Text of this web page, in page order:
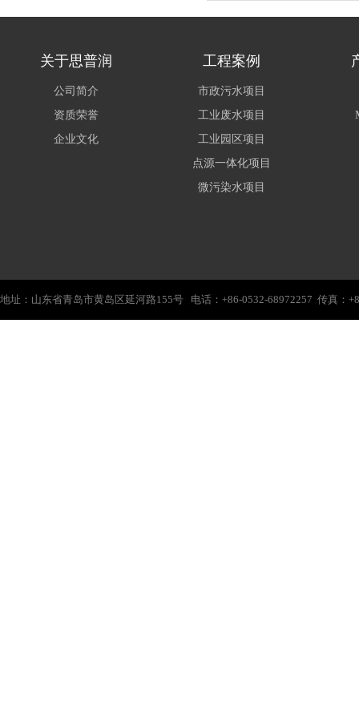
关于思普润
公司简介
资质荣誉
企业文化
工程案例
市政污水项目
工业废水项目
工业园区项目
点源一体化项目
微污染水项目
地址：山东省青岛市黄岛区延河路155号 电话：+86-0532-68972257 传真：